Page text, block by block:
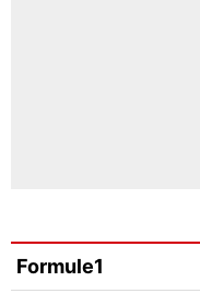
Formule1